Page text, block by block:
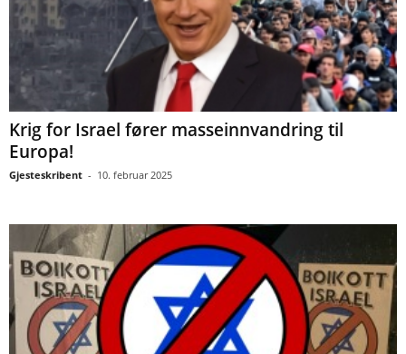
Krig for Israel fører masseinnvandring til
Europa!
Gjesteskribent - 10. februar 2025